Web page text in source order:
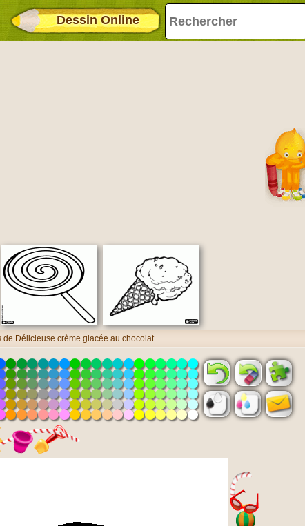
Dessin Online
de Délicieuse crème glacée au chocolat